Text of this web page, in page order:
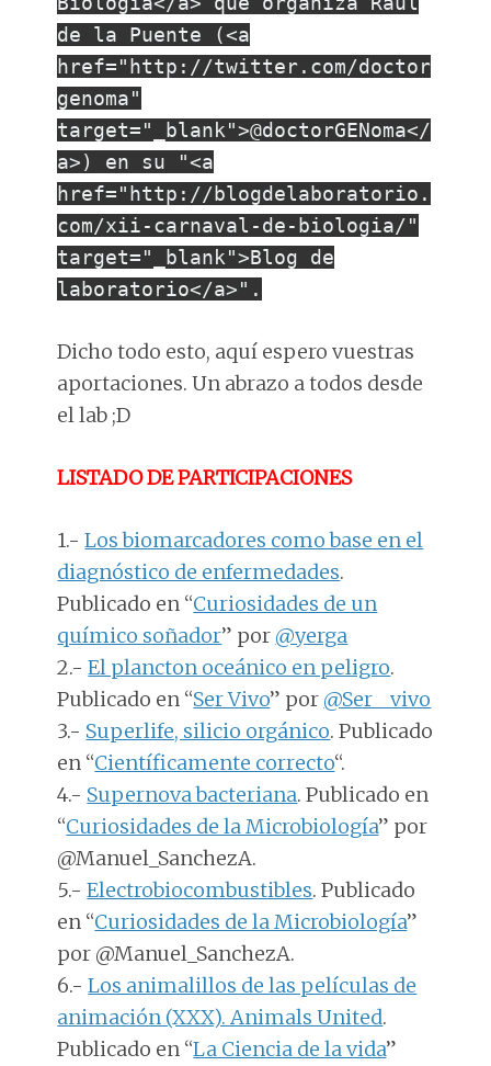
de la Puente (<a
href="http://twitter.com/doctor
genoma"
target="_blank">@doctorGENoma</
a>) en su "<a
href="http://blogdelaboratorio.
com/xii-carnaval-de-biologia/"
target="_blank">Blog de
laboratorio</a>".
Dicho todo esto, aquí espero vuestras
aportaciones. Un abrazo a todos desde
el lab ;D
LISTADO DE PARTICIPACIONES
1.-Los biomarcadores como base en el
diagnóstico de enfermedades.
Publicado en “Curiosidades de un
químico soñador” por @yerga
2.-El plancton oceánico en peligro.
Publicado en “Ser Vivo” por @Ser__vivo
3.- Superlife, silicio orgánico. Publicado
en “Científicamente correcto“.
4.- Supernova bacteriana. Publicado en
“Curiosidades de la Microbiología” por
@Manuel_SanchezA.
5.-Electrobiocombustibles. Publicado
en “Curiosidades de la Microbiología”
por @Manuel_SanchezA.
6.-Los animalillos de las películas de
animación (XXX). Animals United.
Publicado en “La Ciencia de la vida”